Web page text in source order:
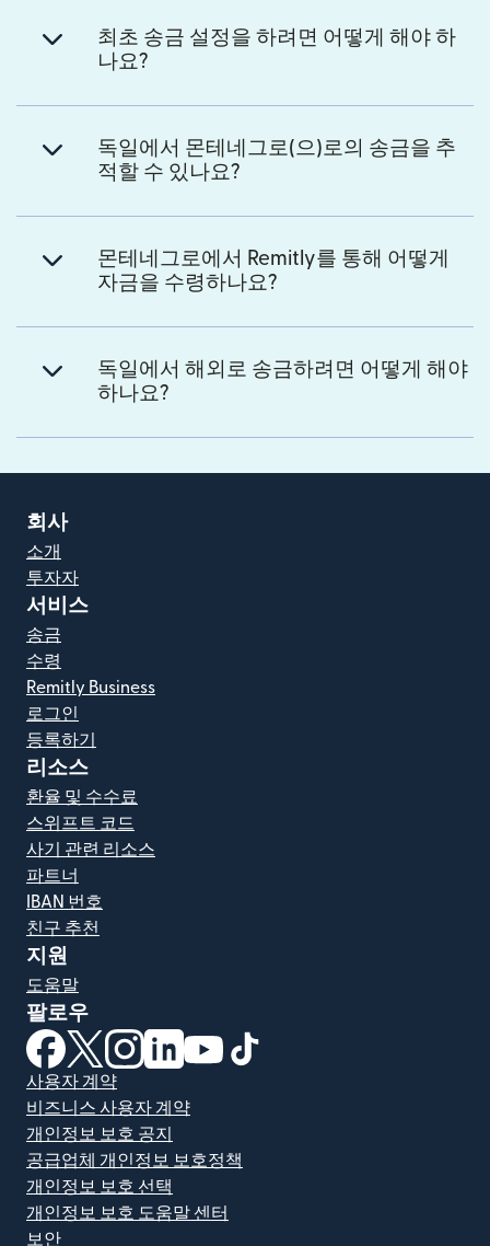
최초 송금 설정을 하려면 어떻게 해야 하
나요?
독일에서 몬테네그로(으)로의 송금을 추
적할 수 있나요?
몬테네그로에서 Remitly를 통해 어떻게
자금을 수령하나요?
독일에서 해외로 송금하려면 어떻게 해야
하나요?
회사
소개
투자자
서비스
송금
수령
Remitly Business
로그인
등록하기
리소스
환율 및 수수료
스위프트 코드
사기 관련 리소스
파트너
IBAN 번호
친구 추천
지원
도움말
팔로우
(새 창에서 열림)
(새 창에서 열림)
(새 창에서 열림)
(새 창에서 열림)
(새 창에서 열림)
사용자 계약
비즈니스 사용자 계약
개인정보 보호 공지
공급업체 개인정보 보호정책
개인정보 보호 선택
개인정보 보호 도움말 센터
보안